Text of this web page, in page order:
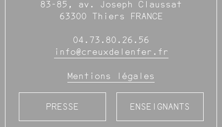
83-85, av. Joseph Claussat
63300 Thiers FRANCE
04.73.80.26.56
info@creuxdelenfer.fr
Mentions légales
PRESSE ENSEIGNANTS